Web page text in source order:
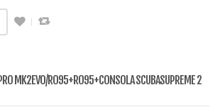
MK2EVO/R095+R095+CONSOLA SCUBASUPREME 2